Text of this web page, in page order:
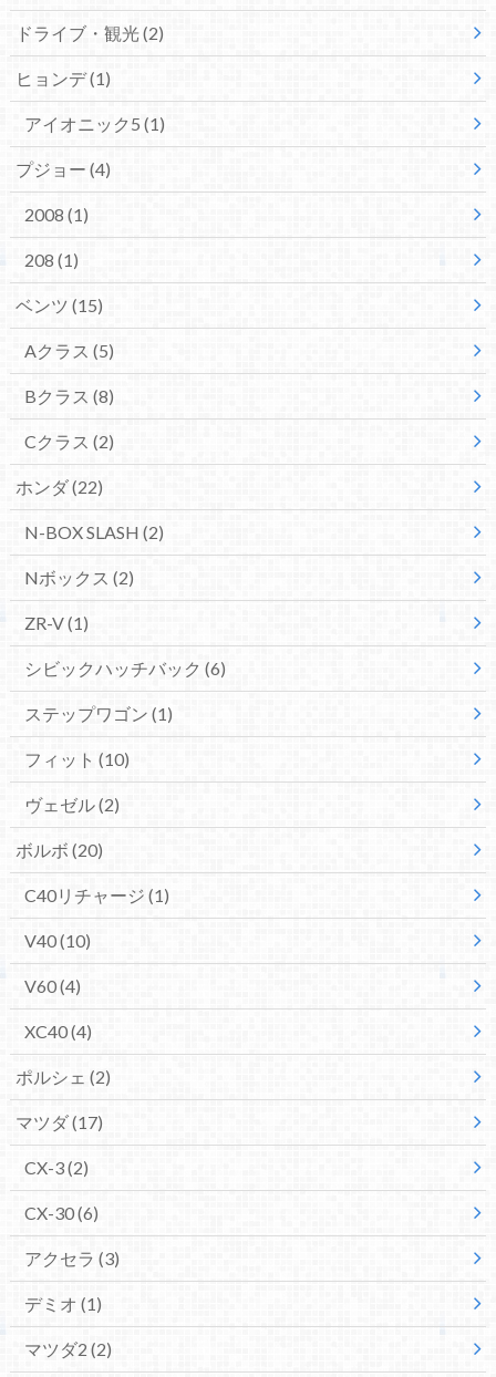
ドライブ・観光(2)
ヒョンデ(1)
アイオニック5 (1)
プジョー (4)
2008 (1)
208 (1)
ベンツ (15)
Aクラス (5)
Bクラス (8)
Cクラス (2)
ホンダ(22)
N-BOX SLASH (2)
Nボックス (2)
ZR-V(1)
シビックハッチバック (6)
ステップワゴン (1)
フィット (10)
ヴェゼル(2)
ボルボ (20)
C40リチャージ (1)
V40(10)
V60(4)
XC40(4)
ポルシェ (2)
マツダ(17)
CX-3(2)
CX-30(6)
アクセラ (3)
デミオ (1)
マツダ2 (2)